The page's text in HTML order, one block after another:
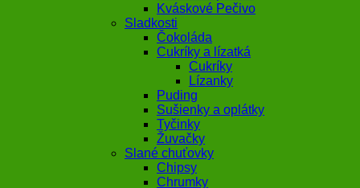
Kváskové Pečivo
Sladkosti
Čokoláda
Cukríky a lízatká
Cukríky
Lízanky
Puding
Sušienky a oplátky
Tyčinky
Žuvačky
Slané chuťovky
Chipsy
Chrumky